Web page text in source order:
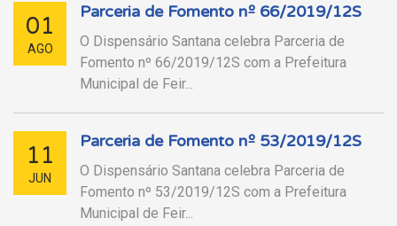
01
AGO
Parceria de Fomento nº 66/2019/12S
O Dispensário Santana celebra Parceria de
Fomento nº 66/2019/12S com a Prefeitura
Municipal de Feir...
11
JUN
Parceria de Fomento nº 53/2019/12S
O Dispensário Santana celebra Parceria de
Fomento nº 53/2019/12S com a Prefeitura
Municipal de Feir...